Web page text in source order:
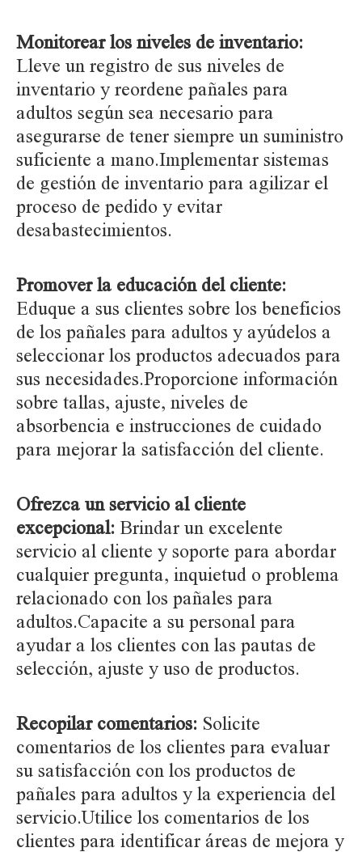
Monitorear los niveles de inventario:
Lleve un registro de sus niveles de
inventario y reordene pañales para
adultos según sea necesario para
asegurarse de tener siempre un suministro
suficiente a mano.Implementar sistemas
de gestión de inventario para agilizar el
proceso de pedido y evitar
desabastecimientos.
Promover la educación del cliente:
Eduque a sus clientes sobre los beneficios
de los pañales para adultos y ayúdelos a
seleccionar los productos adecuados para
sus necesidades.Proporcione información
sobre tallas, ajuste, niveles de
absorbencia e instrucciones de cuidado
para mejorar la satisfacción del cliente.
Ofrezca un servicio al cliente
excepcional: Brindar un excelente
servicio al cliente y soporte para abordar
cualquier pregunta, inquietud o problema
relacionado con los pañales para
adultos.Capacite a su personal para
ayudar a los clientes con las pautas de
selección, ajuste y uso de productos.
Recopilar comentarios: Solicite
comentarios de los clientes para evaluar
su satisfacción con los productos de
pañales para adultos y la experiencia del
servicio.Utilice los comentarios de los
clientes para identificar áreas de mejora y